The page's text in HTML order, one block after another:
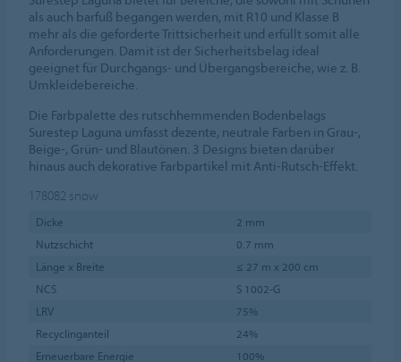
als auch barfuß begangen werden, mit R10 und Klasse B
mehr als die geforderte Trittsicherheit und erfüllt somit alle
Anforderungen. Damit ist der Sicherheitsbelag ideal
geeignet für Durchgangs- und Übergangsbereiche, wie z. B.
Umkleidebereiche.
Die Farbpalette des rutschhemmenden Bodenbelags
Surestep Laguna umfasst dezente, neutrale Farben in Grau-,
Beige-, Grün- und Blautönen. 3 Designs bieten darüber
hinaus auch dekorative Farbpartikel mit Anti-Rutsch-Effekt.
178082 snow
Dicke
2 mm
Nutzschicht
0.7 mm
Länge x Breite
≤ 27 m x 200 cm
NCS
S 1002-G
LRV
75%
Recyclinganteil
24%
Erneuerbare Energie
100%